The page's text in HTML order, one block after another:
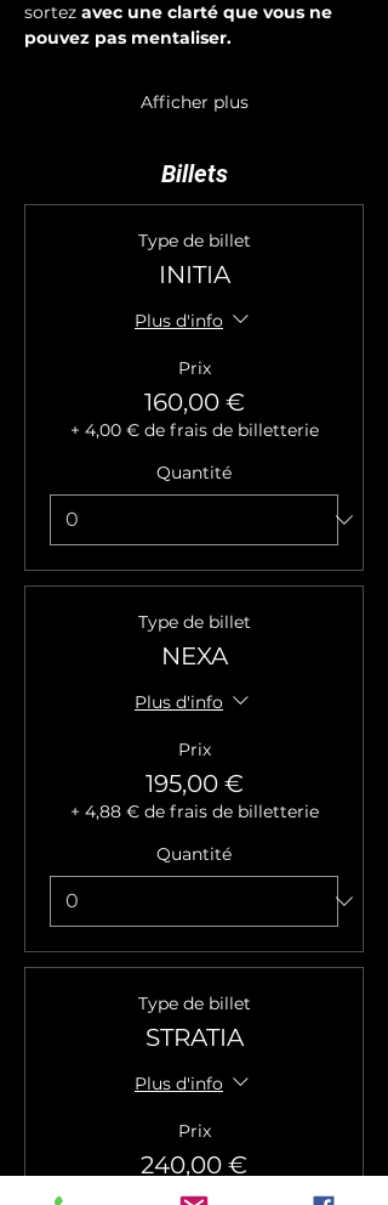
sortez avec une clarté que vous ne
pouvez pas mentaliser.
Afficher plus
Billets
Type de billet
INITIA
Plus d'info
Prix
160,00 €
+ 4,00 € de frais de billetterie
Quantité
Type de billet
NEXA
Plus d'info
Prix
195,00 €
+ 4,88 € de frais de billetterie
Quantité
Type de billet
STRATIA
Plus d'info
Prix
240,00 €
+ 6,00 € de frais de billetterie